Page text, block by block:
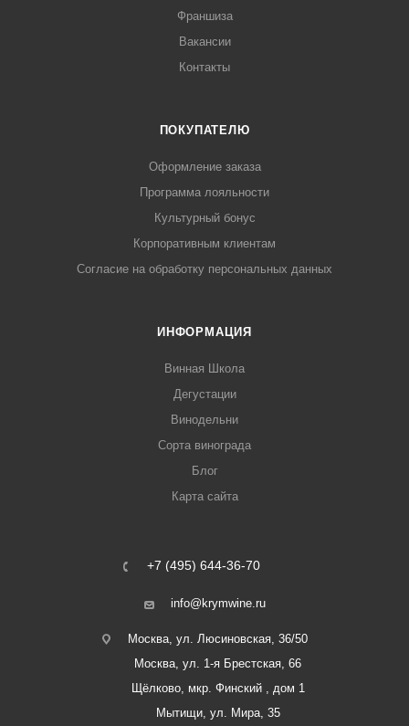
Франшиза
Вакансии
Контакты
ПОКУПАТЕЛЮ
Оформление заказа
Программа лояльности
Культурный бонус
Корпоративным клиентам
Согласие на обработку персональных данных
ИНФОРМАЦИЯ
Винная Школа
Дегустации
Винодельни
Сорта винограда
Блог
Карта сайта
+7 (495) 644-36-70
info@krymwine.ru
Москва, ул. Люсиновская, 36/50
Москва, ул. 1-я Брестская, 66
Щёлково, мкр. Финский , дом 1
Мытищи, ул. Мира, 35